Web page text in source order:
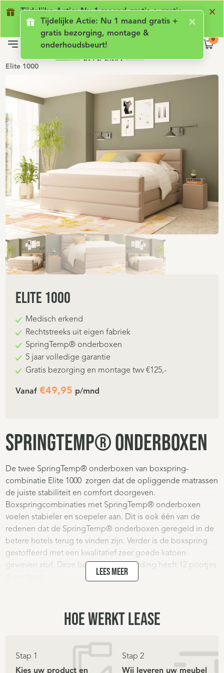
Tijdelijke Actie: Nu 1 maand gratis + gratis
bezorging, montage & onderhoudsbeurt!
Tijdelijke Actie: Nu 1 maand gratis +
gratis bezorging, montage &
onderhoudsbeurt!
Geen lening met rente Luxe comfort
Elite 1000
Elite 1000
Medisch erkend
Rechtstreeks uit eigen fabriek
SpringTemp® onderboxen
5 jaar volledige garantie
Gratis bezorging en montage twv €125,-
Vanaf €49,95 p/mnd
SpringTemp® onderboxen
De twee SpringTemp® onderboxen van boxspring-
combinatie Elite 1000 zorgen dat de opliggende matrassen
de juiste stabiliteit en comfort doorgeven.
Boxspringcombinaties met SpringTemp® onderboxen
voelen stabieler en soepeler aan. Dit is ook één van de
redenen dat de SpringTemp® onderboxen geregeld in de
betere hotels terug te vinden zijn. Verder is de boxspring
gestoffeerd met een kwalitatief zeer goede katoen
geweven stof. Deze boxspring aanbieding heeft 12 pootjes
Pocketvering 1000 v/m
De SupraSpringmatt® pocketveringmatrassen van
Boxspring Elite 1000 gestoffeerd hebben een koudschuim
Lees meer
HOE WERKT LEASE
Stap 1
Kies uw product en
Stap 2
Wij leveren uw meubel